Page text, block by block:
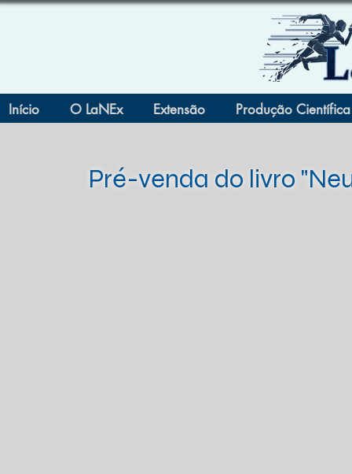
Início O LaNEx Extensão Produção Científica
Pré-venda do livro